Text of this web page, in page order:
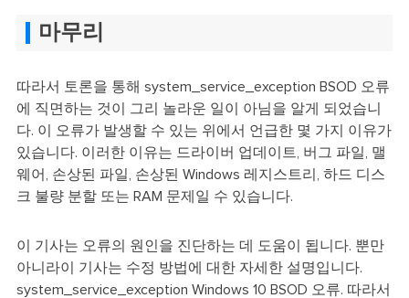
마무리
따라서 토론을 통해 system_service_exception BSOD 오류
에 직면하는 것이 그리 놀라운 일이 아님을 알게 되었습니
다. 이 오류가 발생할 수 있는 위에서 언급한 몇 가지 이유가
있습니다. 이러한 이유는 드라이버 업데이트, 버그 파일, 맬
웨어, 손상된 파일, 손상된 Windows 레지스트리, 하드 디스
크 불량 분할 또는 RAM 문제일 수 있습니다.
이 기사는 오류의 원인을 진단하는 데 도움이 됩니다. 뿐만
아니라이 기사는 수정 방법에 대한 자세한 설명입니다.
system_service_exception Windows 10 BSOD 오류. 따라서